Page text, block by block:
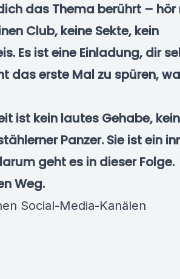
das Thema berührt – hör
Club, keine Sekte, kein
Es ist eine Einladung, dir
das erste Mal zu spüren,
ist kein lautes Gehabe,
Panzer. Sie ist ein
geht es in dieser Folge.
Weg.
Social-Media-Kanälen